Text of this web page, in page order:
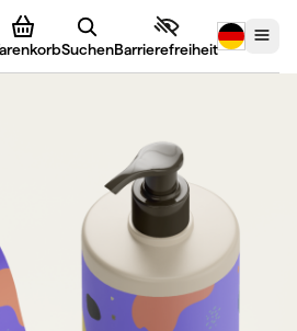
SuchenBarrierefreiheit